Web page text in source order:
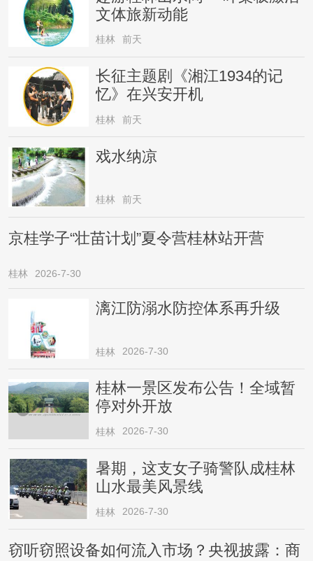
文体旅新动能
桂林 前天
长征主题剧《湘江1934的记
忆》在兴安开机
桂林 前天
戏水纳凉
桂林 前天
京桂学子“壮苗计划”夏令营桂林站开营
桂林 2026-7-30
漓江防溺水防控体系再升级
桂林 2026-7-30
桂林一景区发布公告！全域暂
停对外开放
桂林 2026-7-30
暑期，这支女子骑警队成桂林
山水最美风景线
桂林 2026-7-30
窃听窃照设备如何流入市场？央视披露：商